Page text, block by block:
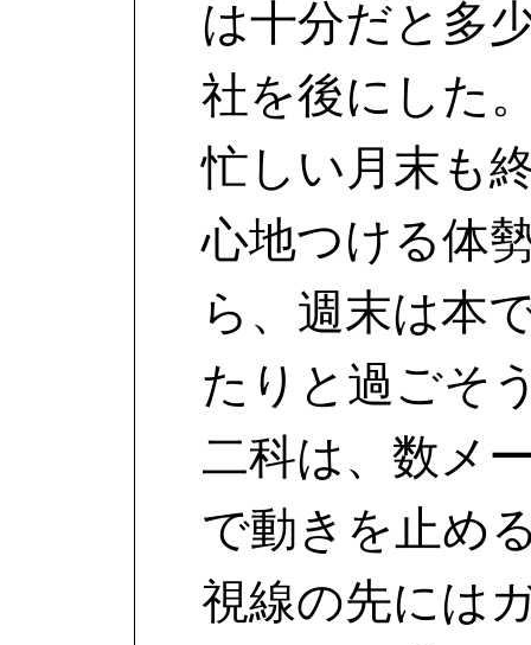
は十分だと多
社を後にした
忙しい月末も
心地つける体
ら、週末は本
たりと過ごそ
二科は、数メ
で動きを止め
視線の先には